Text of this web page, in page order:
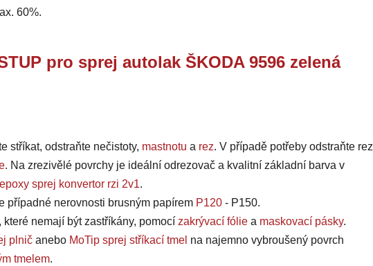
60%.
pro sprej autolak ŠKODA 9596 zelená
stříkat, odstraňte nečistoty, mastnotu a rez. V případě potřeby odstraňte rez
. Na zrezivělé povrchy je ideální odrezovač a kvalitní základní barva v
sprej konvertor rzi 2v1.
případné nerovnosti brusným papírem P120 - P150.
nemají být zastříkány, pomocí zakrývací fólie a maskovací pásky.
plnič anebo MoTip sprej stříkací tmel na najemno vybroušený povrch
tmelem.